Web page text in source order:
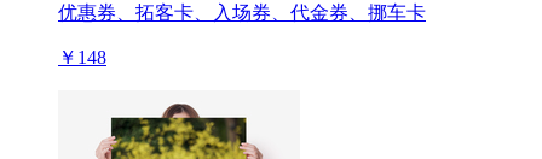
优惠券、拓客卡、入场券、代金券、挪车卡
￥148